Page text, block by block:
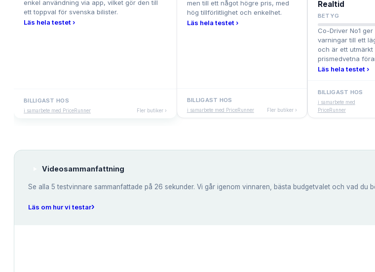
enkel användning via app, vilket gör den till
ett toppval för svenska bilister.
Läs hela testet ›
BILLIGAST HOS
i samarbete med PriceRunner Fler butiker ›
men till ett något högre pris, med
hög tillförlitlighet och enkelhet.
Läs hela testet ›
BILLIGAST HOS
i samarbete med PriceRunner Fler butiker ›
Realtid
BETYG
Co-Driver No1
varningar till ett
och är ett utmärkt
prismedvetna
Läs hela testet ›
BILLIGAST HOS
i samarbete med
PriceRunner
Videosammanfattning
Se alla 5 testvinnare sammanfattade på 26 sekunder. Vi går igenom vinnaren, bästa budgetvalet och vad du
Läs om hur vi testar›